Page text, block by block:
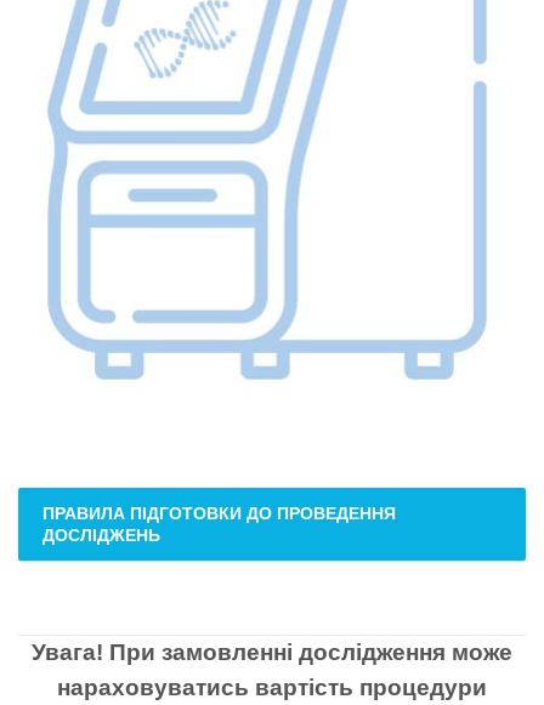
ПРАВИЛА ПІДГОТОВКИ ДО ПРОВЕДЕННЯ
ДОСЛІДЖЕНЬ
Увага! При замовленні дослідження може
нараховуватись вартість процедури